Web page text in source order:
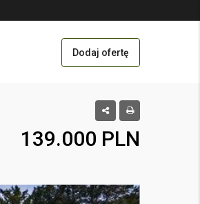
Dodaj ofertę
139.000 PLN